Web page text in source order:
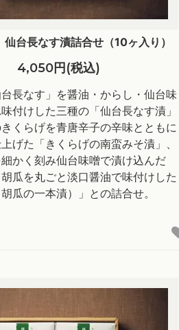
仙台長なす漬詰合せ（10ヶ入り）
4,050円(税込)
長なす」を醤油・からし・仙台味
付けした三種の「仙台長なす漬」
くらげを青唐辛子の辛味とともに
げた「きくらげの南蛮みそ漬」、
かく刻み仙台味噌で漬け込んだ
胡瓜を丸ごと淡口醤油で味付けした
胡瓜の一本漬）」との詰合せ。